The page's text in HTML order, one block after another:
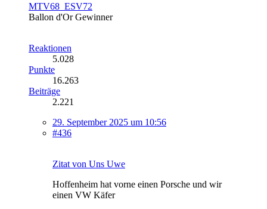
MTV68_ESV72
Ballon d'Or Gewinner
Reaktionen
5.028
Punkte
16.263
Beiträge
2.221
29. September 2025 um 10:56
#436
Zitat von Uns Uwe
Hoffenheim hat vorne einen Porsche und wir
einen VW Käfer